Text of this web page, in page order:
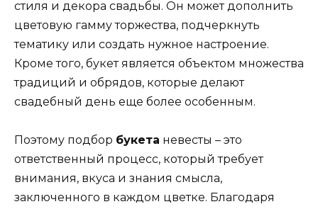
стиля и декора свадьбы. Он может дополнить
цветовую гамму торжества, подчеркнуть
тематику или создать нужное настроение.
Кроме того, букет является объектом множества
традиций и обрядов, которые делают
свадебный день еще более особенным.
Поэтому подбор букета невесты – это
ответственный процесс, который требует
внимания, вкуса и знания смысла,
заключенного в каждом цветке. Благодаря